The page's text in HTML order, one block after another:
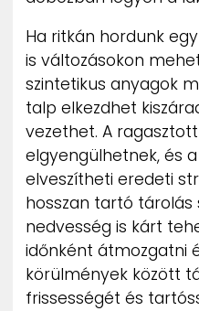
Ha ritkán hordunk
is változásokon
szintetikus anyagok
talp elkezdhet
vezethet. A
elgyengülhetnek, és
elveszítheti eredeti
hosszan tartó tárolás
nedvesség is kárt
időnként átmozgatni
körülmények között
frissességét és